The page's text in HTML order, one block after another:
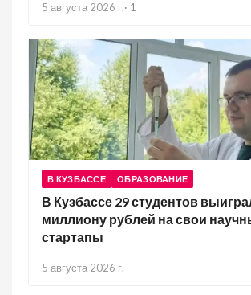
5 августа 2026 г.· 1
В КУЗБАССЕ ОБРАЗОВАНИЕ
В Кузбассе 29 студентов
миллиону рублей на свои
стартапы
5 августа 2026 г.